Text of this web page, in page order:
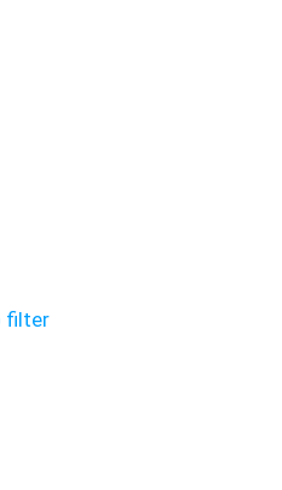
filter